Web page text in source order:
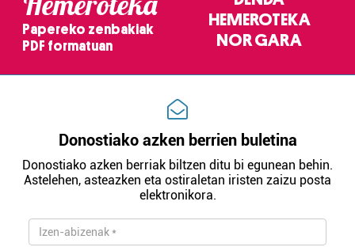
Papereko zenbakiak
PDF formatuan
HEMEROTEKA
NOR GARA
Donostiako azken berrien buletina
Donostiako azken berriak biltzen ditu bi egunean behin.
Astelehen, asteazken eta ostiraletan iristen zaizu posta
elektronikora.